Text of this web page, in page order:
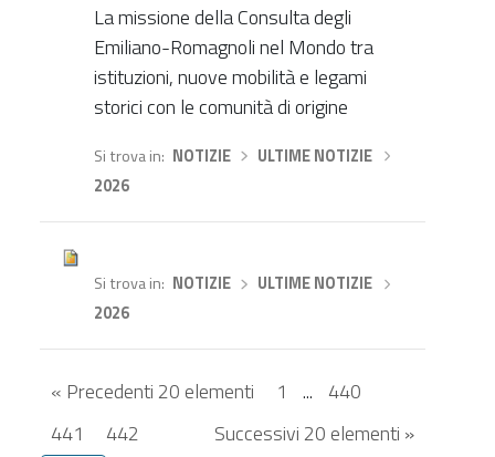
La missione della Consulta degli
Emiliano-Romagnoli nel Mondo tra
istituzioni, nuove mobilità e legami
storici con le comunità di origine
Si trova in NOTIZIE› ULTIME NOTIZIE
2026
Si trova in NOTIZIE› ULTIME NOTIZIE
2026
« Precedenti 20 elementi
Successivi 20 elementi »
1 ... 440
441
442